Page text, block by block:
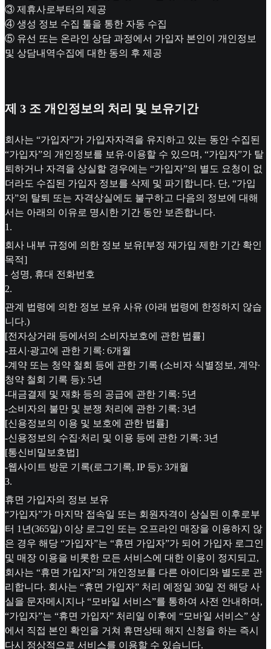
③ 제휴사로부터의 제공
④ 생성 정보 수집 툴을 통한 자동 수집
⑤ 유선 또는 온라인 상담 과정에서 가입자 본인이 개인정보
및 상담내역수집에 대한 동의 후 제공
제 3 조 개인정보의 처리 및 보유기간
회사는 “가입자”가 가입자자격을 유지하고 있는 동안 수집된
“가입자”의 개인정보를 보유∙이용할 수 있으며, “가입자”가 탈
퇴하거나 자격을 상실할 경우에는 “가입자”의 별도 요청이 없
더라도 수집된 가입자 정보를 삭제 및 파기합니다. 단, “가입
자”의 탈퇴 또는 자격상실에도 불구하고 다음의 정보에 대해
서는 아래의 이유로 명시한 기간 동안 보존합니다.
1 .
회사 내부 규정에 의한 정보 보유 [부정 재가입 제한 기간 확인
목적]
- 성명, 휴대 전화번호
2.
관계 법령에 의한 정보 보유 사유 (아래 법령에 한정하지 않습
니다.)
[전자상거래 등에서의 소비자보호에 관한 법률]
-표시∙광고에 관한 기록: 6개월
-계약 또는 청약 철회 등에 관한 기록 (소비자 식별정보, 계약∙
청약 철회 기록 등): 5년
-대금결제 및 재화 등의 공급에 관한 기록: 5년
-소비자의 불만 및 분쟁 처리에 관한 기록: 3년
[신용정보의 이용 및 보호에 관한 법률]
-신용정보의 수집∙처리 및 이용 등에 관한 기록: 3년
[통신비밀보호법]
-웹사이트 방문 기록(로그기록, IP 등): 3개월
3.
휴면 가입자의 정보 보유
“가입자”가 마지막 접속일 또는 회원자격이 상실된 이후로부
터 1년(365일) 이상 로그인 또는 오프라인 매장을 이용하지 않
은 경우 해당 “가입자”는 “휴면 가입자”가 되어 가입자 로그인
및 매장 이용을 비롯한 모든 서비스에 대한 이용이 정지되고,
회사는 “휴면 가입자”의 개인정보를 다른 아이디와 별도로 관
리합니다. 회사는 “휴면 가입자” 처리 예정일 30일 전 해당 사
실을 문자메시지나 “모바일 서비스”를 통하여 사전 안내하며,
“가입자”는 “휴면 가입자” 처리일 이후에 “모바일 서비스” 상
에서 직접 본인 확인을 거쳐 휴면상태 해지 신청을 하는 즉시
다시 정상적으로 서비스를 이용할 수 있습니다.